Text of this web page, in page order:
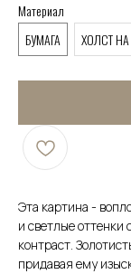
Материал
БУМАГА
ХОЛСТ
Эта картина -
и светлые оттенки
контраст.
придавая ему